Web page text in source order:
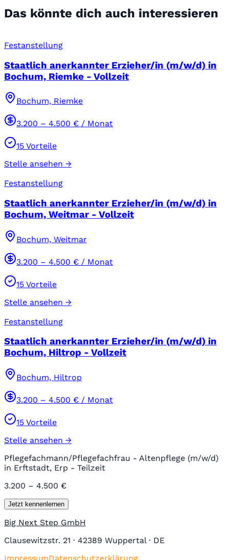
Das könnte dich auch interessieren
Festanstellung
Staatlich anerkannter Erzieher/in (m/w/d) in
Bochum, Riemke - Vollzeit
Bochum, Riemke
3.200 – 4.500 € / Monat
15 Vorteile
Stelle ansehen →
Festanstellung
Staatlich anerkannter Erzieher/in (m/w/d) in
Bochum, Weitmar - Vollzeit
Bochum, Weitmar
3.200 – 4.500 € / Monat
15 Vorteile
Stelle ansehen →
Festanstellung
Staatlich anerkannter Erzieher/in (m/w/d) in
Bochum, Hiltrop - Vollzeit
Bochum, Hiltrop
3.200 – 4.500 € / Monat
15 Vorteile
Stelle ansehen →
Pflegefachmann/Pflegefachfrau - Altenpflege (m/w/d)
in Erftstadt, Erp - Teilzeit
3.200 – 4.500 €
Jetzt kennenlernen
Big Next Step GmbH
Clausewitzstr. 21 · 42389 Wuppertal · DE